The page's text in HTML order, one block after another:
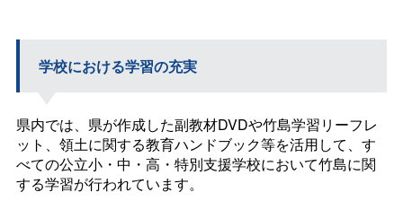
学校における学習の充実
県内では、県が作成した副教材DVDや竹島学習リーフレ
ット、領土に関する教育ハンドブック等を活用して、す
べての公立小・中・高・特別支援学校において竹島に関
する学習が行われています。